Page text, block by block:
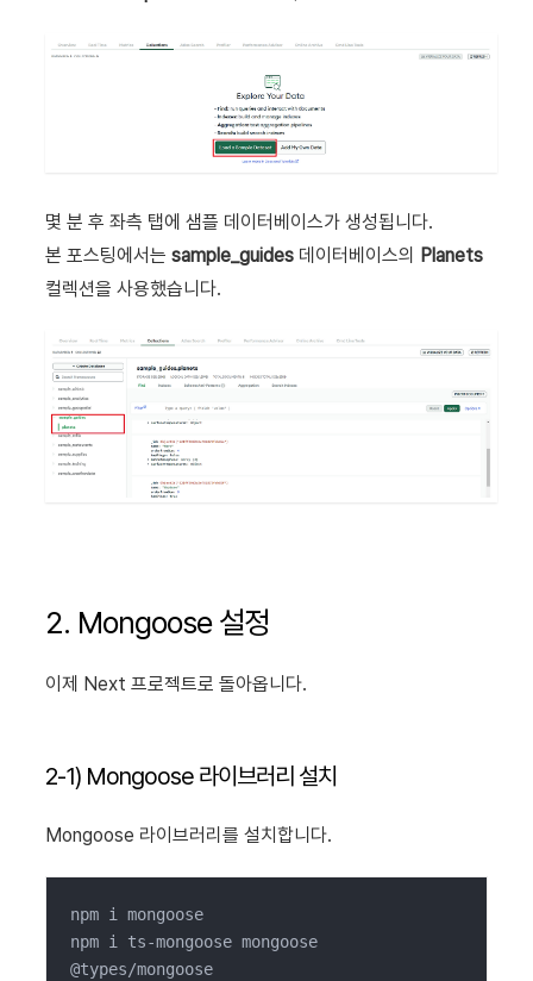
몇 분 후 좌측 탭에 샘플 데이터베이스가 생성됩니다.
본 포스팅에서는 sample_guides 데이터베이스의
Planets
컬렉션을 사용했습니다.
2. Mongoose 설정
이제 Next 프로젝트로 돌아옵니다.
2-1) Mongoose 라이브러리 설치
Mongoose 라이브러리를 설치합니다.
npm i mongoose
npm i ts-mongoose mongoose
@types/mongoose